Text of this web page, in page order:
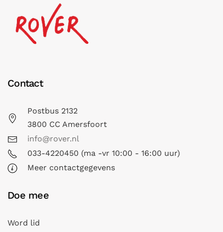
Contact
Postbus 2132
3800 CC Amersfoort
info@rover.nl
033-4220450 (ma -vr 10:00 - 16:00 uur)
Meer contactgegevens
Doe mee
Word lid